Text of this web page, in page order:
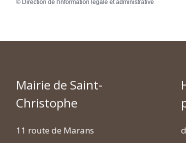
© Direction de l'information légale et administrative
Mairie de Saint-
Christophe
11 route de Marans